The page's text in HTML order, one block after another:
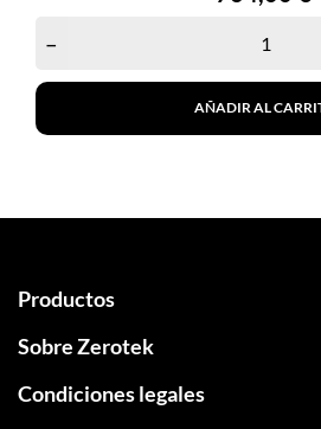
–
AÑADIR AL
Productos
Sobre Zerotek
Condiciones legales